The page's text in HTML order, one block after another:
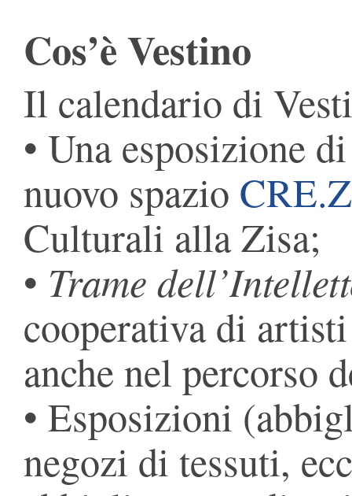
Cos’è Vestino
Il calendario di
• Una esposizione
nuovo spazio
Culturali alla Zisa;
• Trame
cooperativa di
anche nel percorso
• Esposizioni
negozi di tessuti,